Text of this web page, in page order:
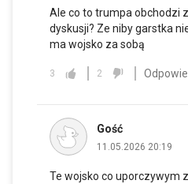
Ale co to trumpa obchodzi
dyskusji? Ze niby garstka
ma wojsko za sobą
3 2
Gość
11.05.2026 20:19
Te wojsko co uporczywym